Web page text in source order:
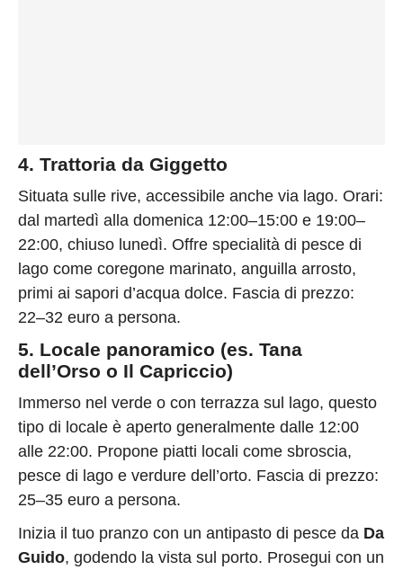
4. Trattoria da Giggetto
Situata sulle rive, accessibile anche via lago. Orari:
dal martedì alla domenica 12:00–15:00 e 19:00–
22:00, chiuso lunedì. Offre specialità di pesce di
lago come coregone marinato, anguilla arrosto,
primi ai sapori d’acqua dolce. Fascia di prezzo:
22–32 euro a persona.
5. Locale panoramico (es. Tana
dell’Orso o Il Capriccio)
Immerso nel verde o con terrazza sul lago, questo
tipo di locale è aperto generalmente dalle 12:00
alle 22:00. Propone piatti locali come sbroscia,
pesce di lago e verdure dell’orto. Fascia di prezzo:
25–35 euro a persona.
Inizia il tuo pranzo con un antipasto di pesce da Da
Guido, godendo la vista sul porto. Prosegui con un